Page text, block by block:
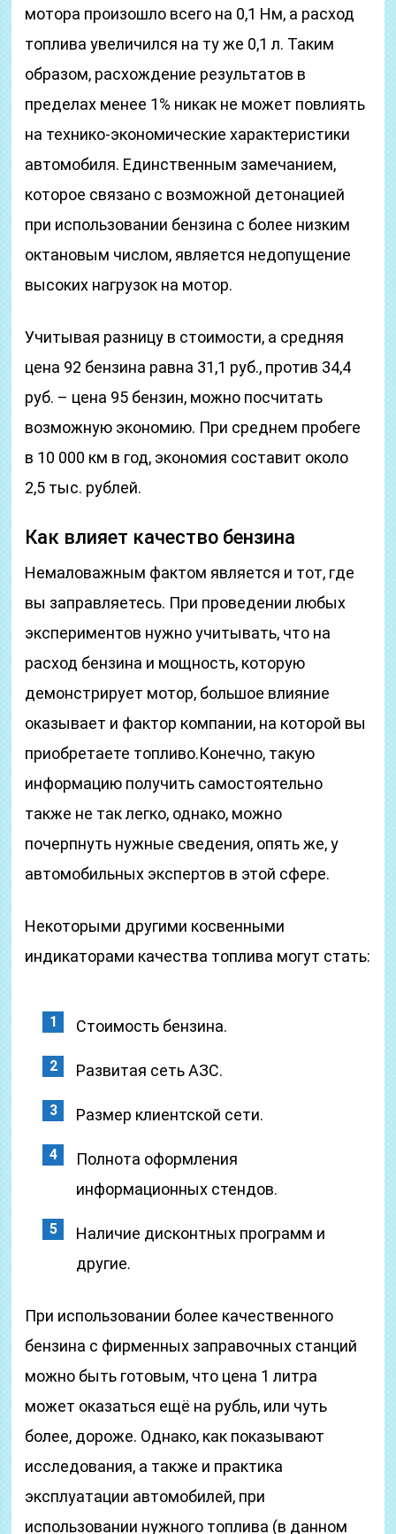
мотора произошло всего на 0,1 Нм, а расход
топлива увеличился на ту же 0,1 л. Таким
образом, расхождение результатов в
пределах менее 1% никак не может повлиять
на технико-экономические характеристики
автомобиля. Единственным замечанием,
которое связано с возможной детонацией
при использовании бензина с более низким
октановым числом, является недопущение
высоких нагрузок на мотор.
Учитывая разницу в стоимости, а средняя
цена 92 бензина равна 31,1 руб., против 34,4
руб. – цена 95 бензин, можно посчитать
возможную экономию. При среднем пробеге
в 10 000 км в год, экономия составит около
2,5 тыс. рублей.
Как влияет качество бензина
Немаловажным фактом является и тот, где
вы заправляетесь. При проведении любых
экспериментов нужно учитывать, что на
расход бензина и мощность, которую
демонстрирует мотор, большое влияние
оказывает и фактор компании, на которой вы
приобретаете топливо.Конечно, такую
информацию получить самостоятельно
также не так легко, однако, можно
почерпнуть нужные сведения, опять же, у
автомобильных экспертов в этой сфере.
Некоторыми другими косвенными
индикаторами качества топлива могут стать:
Стоимость бензина.
Развитая сеть АЗС.
Размер клиентской сети.
Полнота оформления
информационных стендов.
Наличие дисконтных программ и
другие.
При использовании более качественного
бензина с фирменных заправочных станций
можно быть готовым, что цена 1 литра
может оказаться ещё на рубль, или чуть
более, дороже. Однако, как показывают
исследования, а также и практика
эксплуатации автомобилей, при
использовании нужного топлива (в данном